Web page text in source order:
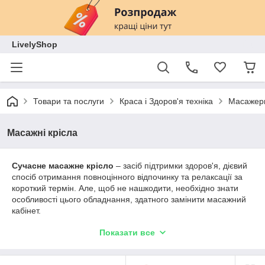
LivelyShop
Товари та послуги Краса і Здоров'я техніка
Масажні крісла
Сучасне масажне крісло – засіб підтримки здоров'я, дієвий
спосіб отримання повноцінного відпочинку та релаксації за
короткий термін. Але, щоб не нашкодити, необхідно знати
особливості цього обладнання, здатного замінити масажний
кабінет.
в спинку, сидіння, підголовники і підніжку елементами, що
програма підключена до системи та аналізує стан
Показати все